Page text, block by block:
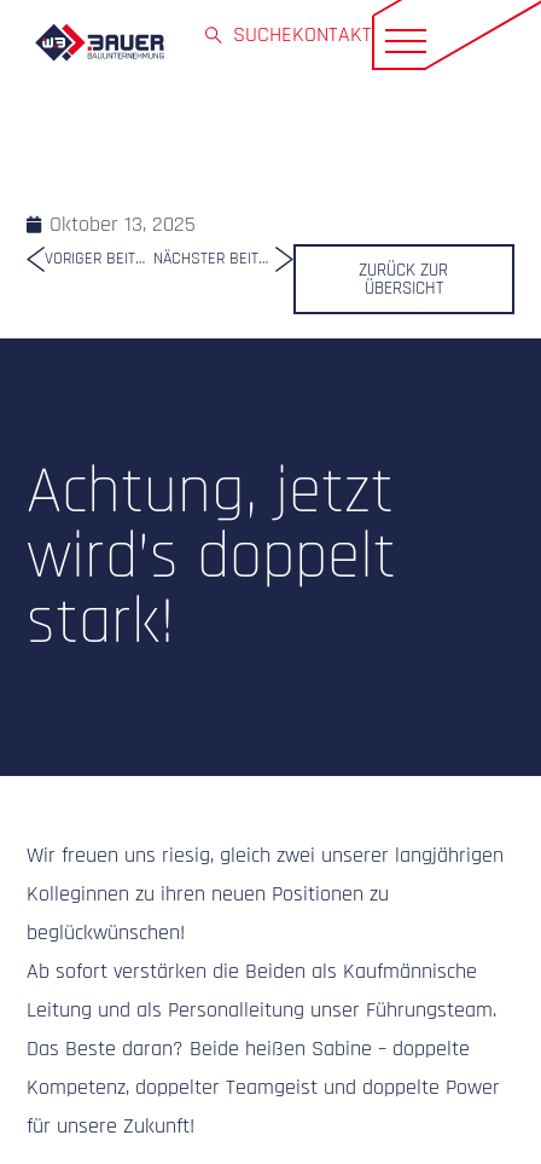
SUCHEKONTAKT
Oktober 13, 2025
VORIGER BEITRAG NÄCHSTER BEITRAG ZURÜCK ZUR
ÜBERSICHT
Achtung, jetzt
wird’s doppelt
stark!
Wir freuen uns riesig, gleich zwei unserer langjährigen
Kolleginnen zu ihren neuen Positionen zu
beglückwünschen!
Ab sofort verstärken die Beiden als Kaufmännische
Leitung und als Personalleitung unser Führungsteam.
Das Beste daran? Beide heißen Sabine – doppelte
Kompetenz, doppelter Teamgeist und doppelte Power
für unsere Zukunft!